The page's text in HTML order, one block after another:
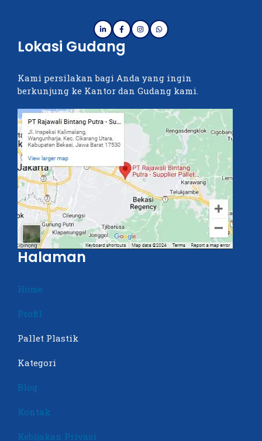
Lokasi Gudang
Kami persilakan bagi Anda yang ingin
berkunjung ke Kantor dan Gudang kami.
Halaman
Home
Profil
Pallet Plastik
Kategori
Blog
Kontak
Kebijakan Privasi